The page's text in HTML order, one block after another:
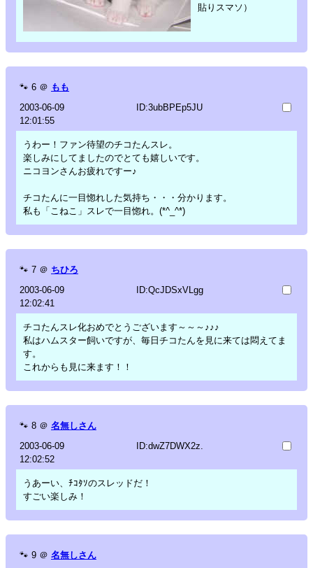
貼りスマソ）
🐾 6 ＠ もも
2003-06-09
12:01:55
ID:3ubBPEp5JU
うわー！ファン待望のチコたんスレ。
楽しみにしてましたのでとても嬉しいです。
ニコヨンさんお疲れですー♪
チコたんに一目惚れした気持ち・・・分かります。
私も「こねこ」スレで一目惚れ。(*^_^*)
🐾 7 ＠ ちひろ
2003-06-09
12:02:41
ID:QcJDSxVLgg
チコたんスレ化おめでとうございます～～～♪♪♪
私はハムスター飼いですが、毎日チコたんを見に来ては悶えてま
す。
これからも見に来ます！！
🐾 8 ＠ 名無しさん
2003-06-09
12:02:52
ID:dwZ7DWX2z.
うあーい、ﾁｺﾀｿのスレッドだ！
すごい楽しみ！
🐾 9 ＠ 名無しさん